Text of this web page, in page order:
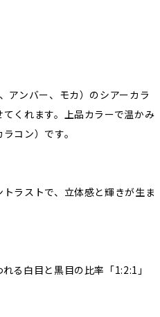
アンバー、モカ）のシアーカラ
くれます。上品カラーで温かみ
コン）です。
ラストで、立体感と輝きが生ま
る白目と黒目の比率「1:2:1」